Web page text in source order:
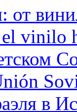
от
vinilo
в